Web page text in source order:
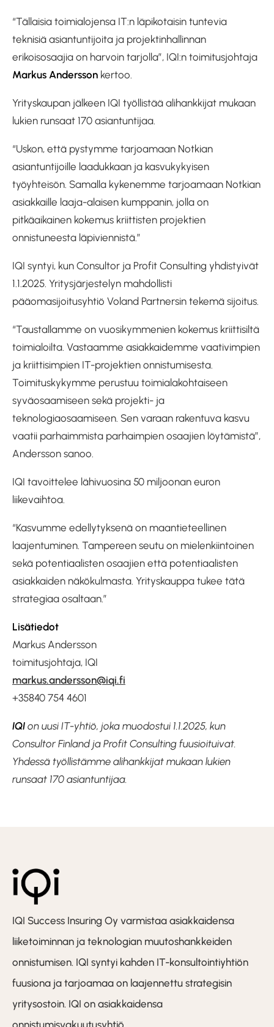
“Tällaisia toimialojensa IT:n läpikotaisin tuntevia
teknisiä asiantuntijoita ja projektinhallinnan
erikoisosaajia on harvoin tarjolla”, IQI:n toimitusjohtaja
Markus Andersson kertoo.
Yrityskaupan jälkeen IQI työllistää alihankkijat mukaan
lukien runsaat 170 asiantuntijaa.
“Uskon, että pystymme tarjoamaan Notkian
asiantuntijoille laadukkaan ja kasvukykyisen
työyhteisön. Samalla kykenemme tarjoamaan Notkian
asiakkaille laaja-alaisen kumppanin, jolla on
pitkäaikainen kokemus kriittisten projektien
onnistuneesta läpiviennistä.”
IQI syntyi, kun Consultor ja Profit Consulting yhdistyivät
1.1.2025. Yritysjärjestelyn mahdollisti
pääomasijoitusyhtiö Voland Partnersin tekemä sijoitus.
“Taustallamme on vuosikymmenien kokemus kriittisiltä
toimialoilta. Vastaamme asiakkaidemme vaativimpien
ja kriittisimpien IT-projektien onnistumisesta.
Toimituskykymme perustuu toimialakohtaiseen
syväosaamiseen sekä projekti- ja
teknologiaosaamiseen. Sen varaan rakentuva kasvu
vaatii parhaimmista parhaimpien osaajien löytämistä”,
Andersson sanoo.
IQI tavoittelee lähivuosina 50 miljoonan euron
liikevaihtoa.
“Kasvumme edellytyksenä on maantieteellinen
laajentuminen. Tampereen seutu on mielenkiintoinen
sekä potentiaalisten osaajien että potentiaalisten
asiakkaiden näkökulmasta. Yrityskauppa tukee tätä
strategiaa osaltaan.”
Lisätiedot
Markus Andersson
toimitusjohtaja, IQI
markus.andersson@iqi.fi
+35840 754 4601
IQI on uusi IT-yhtiö, joka muodostui 1.1.2025, kun
Consultor Finland ja Profit Consulting fuusioituivat.
Yhdessä työllistämme alihankkijat mukaan lukien
runsaat 170 asiantuntijaa.
IQI Success Insuring Oy varmistaa asiakkaidensa
liiketoiminnan ja teknologian muutoshankkeiden
onnistumisen. IQI syntyi kahden IT-konsultointiyhtiön
fuusiona ja tarjoamaa on laajennettu strategisin
yritysostoin. IQI on asiakkaidensa